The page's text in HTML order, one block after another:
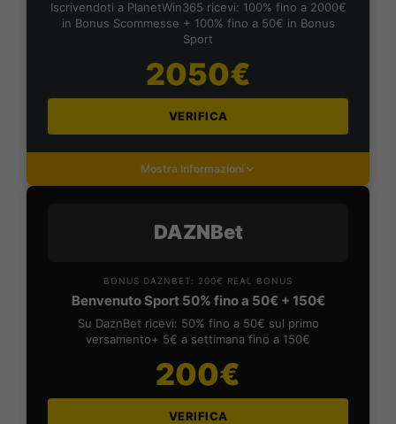
Iscrivendoti a PlanetWin365 ricevi: 100% fino a 2000€
in Bonus Scommesse + 100% fino a 50€ in Bonus
Sport
2050€
VERIFICA
Mostra Informazioni
DAZNBet
BONUS DAZNBET: 200€ REAL BONUS
Benvenuto Sport 50% fino a 50€ + 150€
Su DaznBet ricevi: 50% fino a 50€ sul primo
versamento+ 5€ a settimana fino a 150€
200€
VERIFICA